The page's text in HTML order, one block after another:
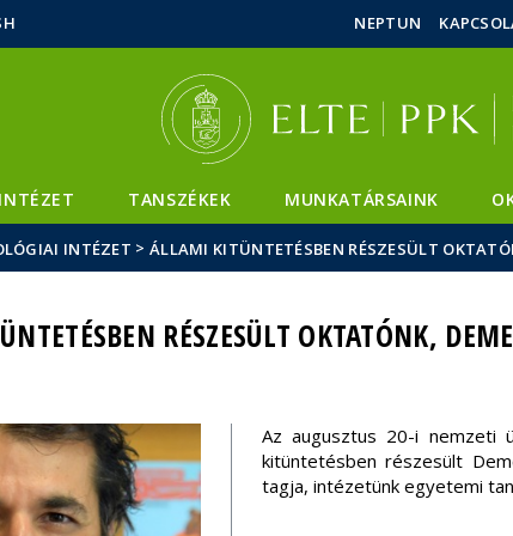
Hírek
ELTE a
NEPTUN
INTÉZET TANSZÉKEK MUNKATÁRSAINK
INTÉZET > ÁLLAMI KITÜNTETÉSBEN RÉSZESÜLT
RÉSZESÜLT OKTATÓNK,
Az augusztus 20-i nemzeti
kitüntetésben részesült
tagja, intézetünk egyetemi